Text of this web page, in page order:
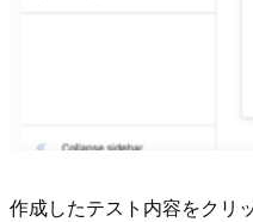
作成したテスト内容をクリ